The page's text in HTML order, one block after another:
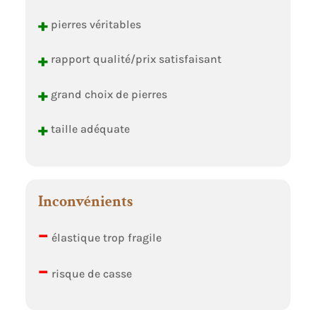
+pierres véritables
+rapport qualité/prix satisfaisant
+grand choix de pierres
+taille adéquate
Inconvénients
– élastique trop fragile
– risque de casse